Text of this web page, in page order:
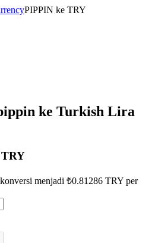
USDT sebagai jaminannya
PIPPIN ke TRY
ke Turkish Lira
TRY
menjadi ₺0.81286 TRY per